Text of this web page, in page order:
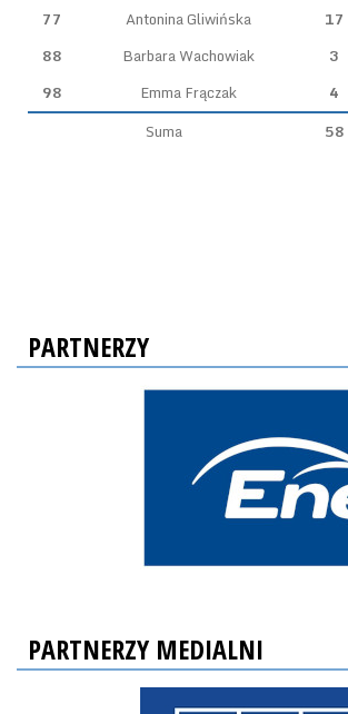
77
Antonina Gliwińska 17
88
Barbara Wachowiak 3
98
Emma Frączak 4
Suma
58
PARTNERZY
PARTNERZY MEDIALNI